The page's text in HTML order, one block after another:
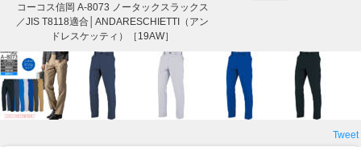
コーコス信岡 A-8073 ノータックスラックス
／JIS T8118適合│ANDARESCHIETTI（アン
ドレスケッティ）［19AW］
Tweet